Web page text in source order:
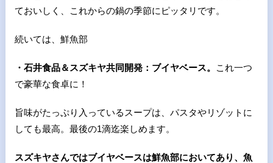
ておいしく、これからの鍋の季節にピッタリです。
続いては、鮮魚部
・石井食品＆スズキヤ共同開発：ブイヤベース。
これ一つ
で豪華な食卓に！
旨味がたっぷり入っているスープは、パスタやリゾットに
しても最高。最後の1滴迄楽しめます。
スズキヤさんではブイヤベースは鮮魚部においてあり、魚